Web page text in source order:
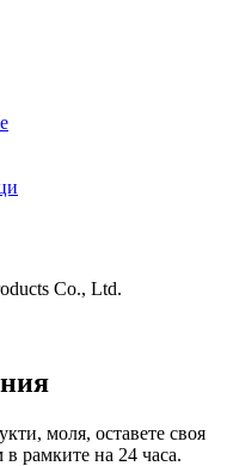
Co., Ltd.
моля, оставете своя
рамките на 24 часа.